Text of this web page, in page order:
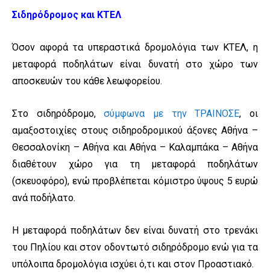
Σιδηρόδρομος και ΚΤΕΛ
Όσον αφορά τα υπεραστικά δρομολόγια των ΚΤΕΛ, η
μεταφορά ποδηλάτων είναι δυνατή στο χώρο των
αποσκευών του κάθε λεωφορείου.
Στο σιδηρόδρομο,σύμφωνα με την ΤΡΑΙΝΟΣΕ, οι
αμαξοστοιχίες στους σιδηροδρομικού άξονες Αθήνα –
Θεσσαλονίκη – Αθήνα και Αθήνα – Καλαμπάκα – Αθήνα
διαθέτουν χώρο για τη μεταφορά ποδηλάτων
(σκευοφόρο), ενώ προβλέπεται κόμιστρο ύψους 5 ευρώ
ανά ποδήλατο.
Η μεταφορά ποδηλάτων δεν είναι δυνατή στο τρενάκι
του Πηλίου και στον οδοντωτό σιδηρόδρομο ενώ για τα
υπόλοιπα δρομολόγια ισχύει ό,τι και στον Προαστιακό.